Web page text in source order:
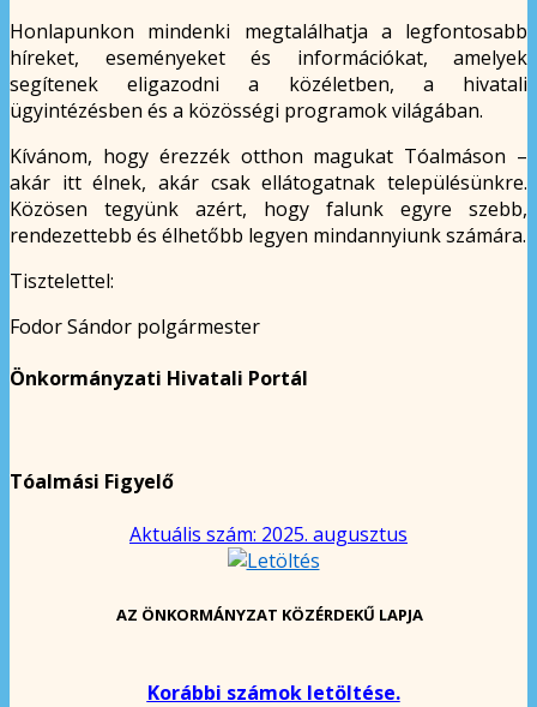
Honlapunkon mindenki megtalálhatja a legfontosabb
híreket, eseményeket és információkat, amelyek
segítenek eligazodni a közéletben, a hivatali
ügyintézésben és a közösségi programok világában.
Kívánom, hogy érezzék otthon magukat Tóalmáson –
akár itt élnek, akár csak ellátogatnak településünkre.
Közösen tegyünk azért, hogy falunk egyre szebb,
rendezettebb és élhetőbb legyen mindannyiunk számára.
Tisztelettel:
Fodor Sándor polgármester
Önkormányzati Hivatali Portál
Tóalmási Figyelő
Aktuális szám: 2025. augusztus
AZ ÖNKORMÁNYZAT KÖZÉRDEKŰ LAPJA
Korábbi számok letöltése.